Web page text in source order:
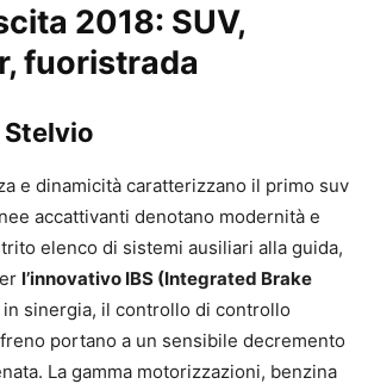
2018: SUV,
fuoristrada
Stelvio
e dinamicità caratterizzano il primo suv
accattivanti denotano modernità e
elenco di sistemi ausiliari alla guida,
l’innovativo IBS (Integrated Brake
in sinergia, il controllo di controllo
portano a un sensibile decremento
La gamma motorizzazioni, benzina